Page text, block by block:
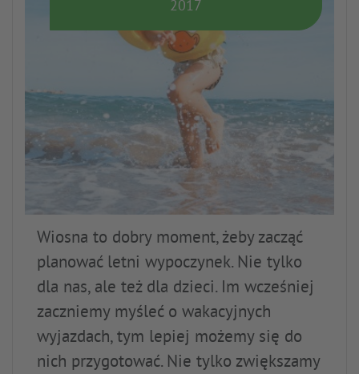
2017
Wiosna to dobry moment, żeby zacząć
planować letni wypoczynek. Nie tylko
dla nas, ale też dla dzieci. Im wcześniej
zaczniemy myśleć o wakacyjnych
wyjazdach, tym lepiej możemy się do
nich przygotować. Nie tylko zwiększamy